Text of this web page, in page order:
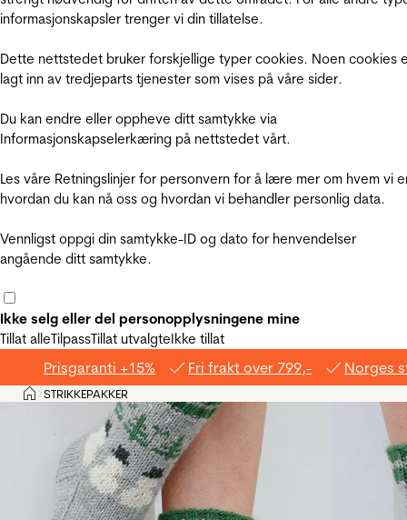
informasjonskapsler trenger vi din tillatelse.
Dette nettstedet bruker forskjellige typer cookies. Noen cookies
lagt inn av tredjeparts tjenester som vises på våre sider.
Du kan endre eller oppheve ditt samtykke via
Informasjonskapselerkæring på nettstedet vårt.
Les våre Retningslinjer for personvern for å lære mer om hvem vi
hvordan du kan nå oss og hvordan vi behandler personlig data.
Vennligst oppgi din samtykke-ID og dato for henvendelser
angående ditt samtykke.
Ikke selg eller del personopplysningene mine
Tillat alleTilpassTillat utvalgteIkke tillat
Prisgaranti +15% Fri frakt over 799,- Norges
Hjem
>STRIKKEPAKKER